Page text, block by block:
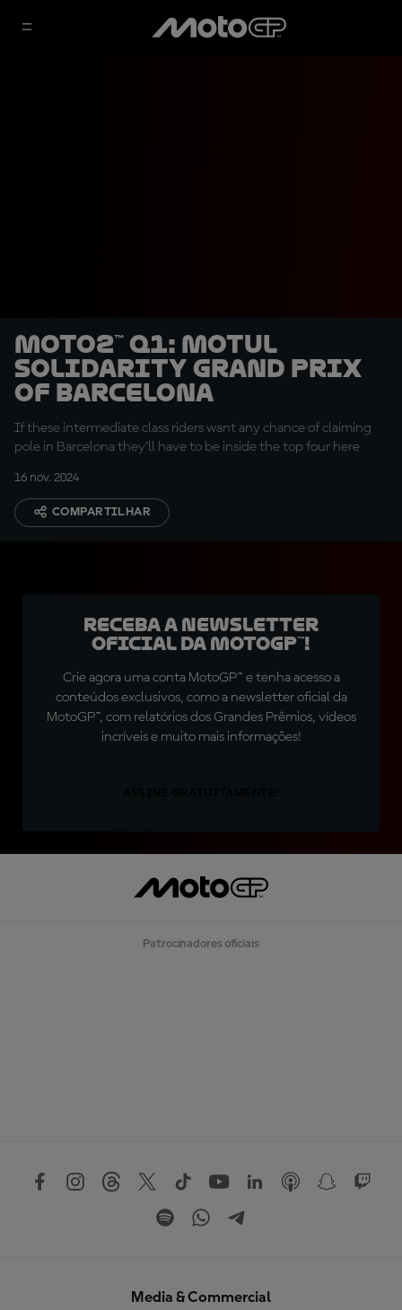
Moto2™ Q1: Motul
Solidarity Grand Prix
of Barcelona
If these intermediate class riders want any chance of claiming
pole in Barcelona they'll have to be inside the top four here
16 nov. 2024
COMPARTILHAR
Receba a newsletter
oficial da MotoGP™!
Crie agora uma conta MotoGP™ e tenha acesso a
conteúdos exclusivos, como a newsletter oficial da
MotoGP™, com relatórios dos Grandes Prêmios, vídeos
incríveis e muito mais informações!
Patrocinadores oficiais
Media & Commercial